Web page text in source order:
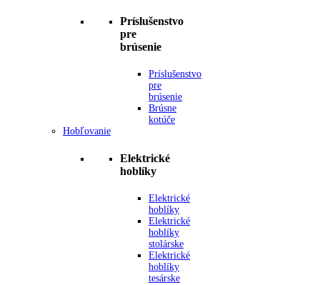
Príslušenstvo
pre
brúsenie
Príslušenstvo
pre
brúsenie
Brúsne
kotúče
Hobľovanie
Elektrické
hoblíky
Elektrické
hoblíky
Elektrické
hoblíky
stolárske
Elektrické
hoblíky
tesárske